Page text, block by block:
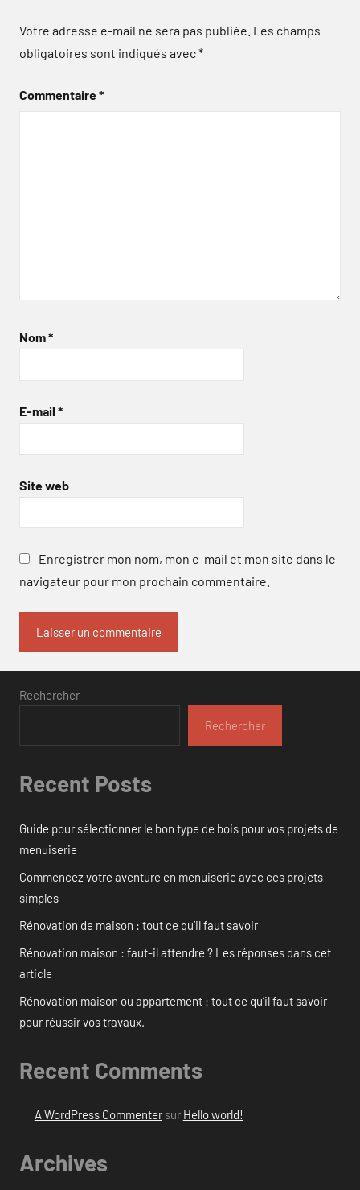
Votre adresse e-mail ne sera pas publiée. Les champs
obligatoires sont indiqués avec*
Commentaire*
Nom*
E-mail *
Site web
Enregistrer mon nom, mon e-mail et mon site dans le
navigateur pour mon prochain commentaire.
Rechercher
Rechercher
Recent Posts
Guide pour sélectionner le bon type de bois pour vos projets de
menuiserie
Commencez votre aventure en menuiserie avec ces projets
simples
Rénovation de maison : tout ce qu’il faut savoir
Rénovation maison : faut-il attendre ? Les réponses dans cet
article
Rénovation maison ou appartement : tout ce qu’il faut savoir
pour réussir vos travaux.
Recent Comments
A WordPress Commentersur Hello world!
Archives